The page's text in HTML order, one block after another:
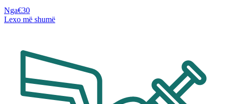
Nga€30
Lexo më shumë